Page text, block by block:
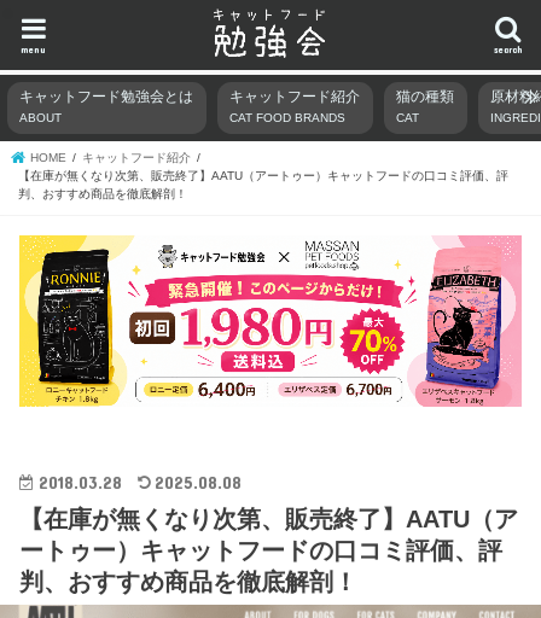
search
menu
キャットフード勉強会とは
ABOUT
キャットフード紹介
CAT FOOD BRANDS
猫の種類
CAT
原材料
HOME
キャットフード紹介
【在庫が無くなり次第、販売終了】AATU（アートゥー）キャットフードの口コミ評価、評
判、おすすめ商品を徹底解剖！
2018.03.28 2025.08.08
【在庫が無くなり次第、販売終了】AATU（ア
ートゥー）キャットフードの口コミ評価、評
判、おすすめ商品を徹底解剖！